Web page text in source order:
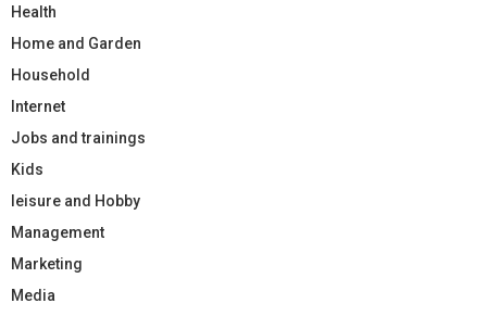
Health
Home and Garden
Household
Internet
Jobs and trainings
Kids
leisure and Hobby
Management
Marketing
Media